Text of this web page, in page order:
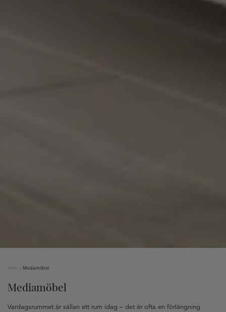
Hem » Mediamöbel
Mediamöbel
Vardagsrummet är sällan ett rum idag – det är ofta en förlängning